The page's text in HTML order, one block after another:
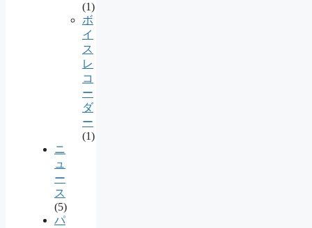
(1)
ボ
イ
ス
レ
コ
ー
ダ
ー
(1)
ニ
ュ
ー
ス
(5)
パ